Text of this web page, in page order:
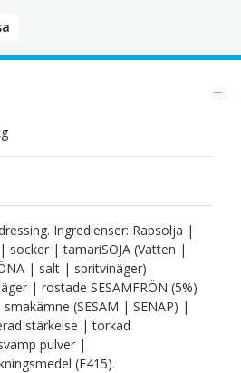
Ingredienser: Rapsolja |
socker | tamariSOJA (Vatten |
| salt | spritvinäger)
| rostade SESAMFRÖN (5%)
(SESAM | SENAP) |
stärkelse | torkad
pulver |
(E415).